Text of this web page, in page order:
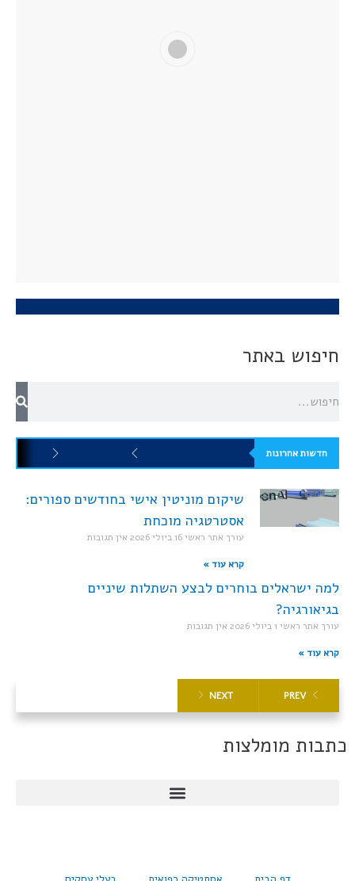
חיפוש באתר
חדשות אחרונות
שיקום מוניטין אישי בחודשים ספורים:
אסטרטגיה מוכחת
עורך אתר ראשי16 ביולי 2026 אין תגובות
קרא עוד »
למה ישראלים בוחרים לבצע השתלות שיניים
בגיאורגיה?
עורך אתר ראשי1 ביולי 2026 אין תגובות
קרא עוד »
PREV
NEXT
כתבות מומלצות